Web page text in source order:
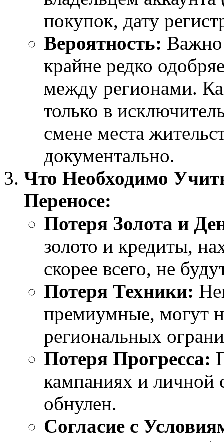
покупок, дату
Вероятность: Важно
крайне редко
между регионами.
только в
смене места
документально.
Что Необходимо
Переносе:
Потеря Золота и
золото и кредиты,
скорее всего, не
Потеря Техники:
премиумные, могут
региональных
Потеря Прогресса:
кампаниях и личной
обнулен.
Согласие с